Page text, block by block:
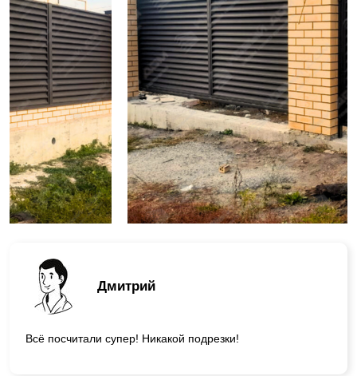
Дмитрий
Всё посчитали супер! Никакой подрезки!